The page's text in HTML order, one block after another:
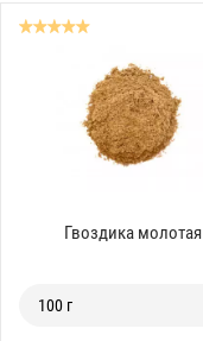
Гвоздика молотая
100 г